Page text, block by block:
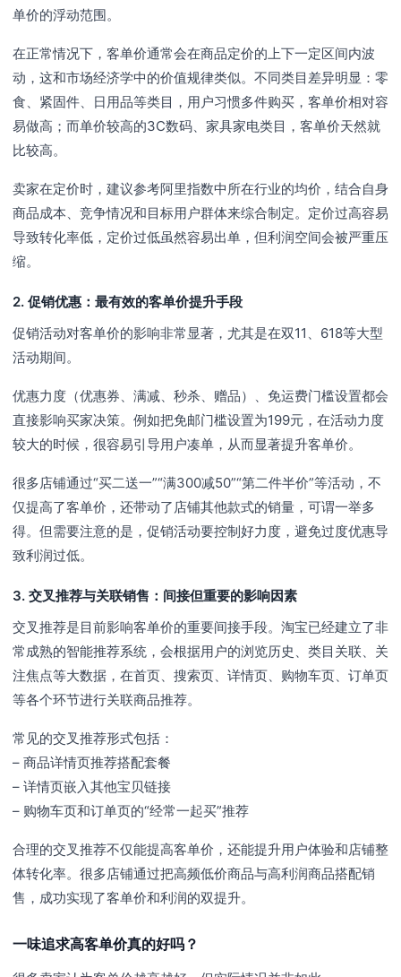
单价的浮动范围。
在正常情况下，客单价通常会在商品定价的上下一定区间内波
动，这和市场经济学中的价值规律类似。不同类目差异明显：零
食、紧固件、日用品等类目，用户习惯多件购买，客单价相对容
易做高；而单价较高的3C数码、家具家电类目，客单价天然就
比较高。
卖家在定价时，建议参考阿里指数中所在行业的均价，结合自身
商品成本、竞争情况和目标用户群体来综合制定。定价过高容易
导致转化率低，定价过低虽然容易出单，但利润空间会被严重压
缩。
2. 促销优惠：最有效的客单价提升手段
促销活动对客单价的影响非常显著，尤其是在双11、618等大型
活动期间。
优惠力度（优惠券、满减、秒杀、赠品）、免运费门槛设置都会
直接影响买家决策。例如把免邮门槛设置为199元，在活动力度
较大的时候，很容易引导用户凑单，从而显著提升客单价。
很多店铺通过“买二送一”“满300减50”“第二件半价”等活动，不
仅提高了客单价，还带动了店铺其他款式的销量，可谓一举多
得。但需要注意的是，促销活动要控制好力度，避免过度优惠导
致利润过低。
3. 交叉推荐与关联销售：间接但重要的影响因素
交叉推荐是目前影响客单价的重要间接手段。淘宝已经建立了非
常成熟的智能推荐系统，会根据用户的浏览历史、类目关联、关
注焦点等大数据，在首页、搜索页、详情页、购物车页、订单页
等各个环节进行关联商品推荐。
常见的交叉推荐形式包括：
– 商品详情页推荐搭配套餐
– 详情页嵌入其他宝贝链接
– 购物车页和订单页的“经常一起买”推荐
合理的交叉推荐不仅能提高客单价，还能提升用户体验和店铺整
体转化率。很多店铺通过把高频低价商品与高利润商品搭配销
售，成功实现了客单价和利润的双提升。
一味追求高客单价真的好吗？